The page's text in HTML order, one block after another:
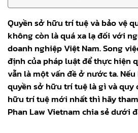
Quyền sở hữu trí tuệ và bảo vệ
không còn là quá xa lạ đối với
doanh nghiệp Việt Nam. Song
định của pháp luật để thực hiện
vẫn là một vấn đề ở nước ta.
quyền sở hữu trí tuệ là gì và quy
hữu trí tuệ mới nhất thì hãy
Phan Law Vietnam chia sẻ dưới